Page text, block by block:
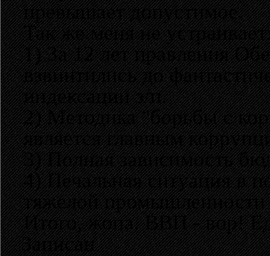
превышает допустимое.
Так же меня не
1) За 12 лет правления
взвинтились до
индексации з/п.
2) Методика "борьбы с
является главным
3) Полная зависимость
4) Печальная ситуация в
тяжелой промышленности
Итого, жопа. ВВП - вор!
Записан